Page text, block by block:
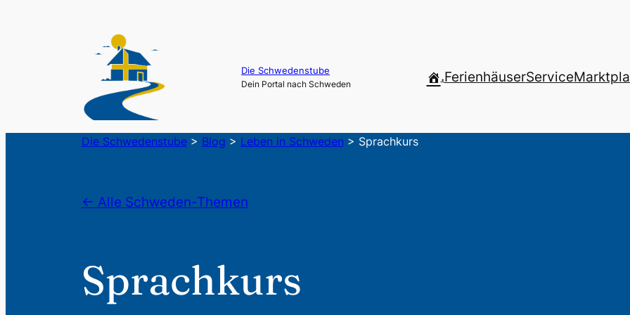
Die Schwedenstube
Dein Portal nach Schweden .FerienhäuserService
Die Schwedenstube> Blog > Leben in Schweden > Sprachkurs
← Alle Schweden-Themen
Sprachkurs